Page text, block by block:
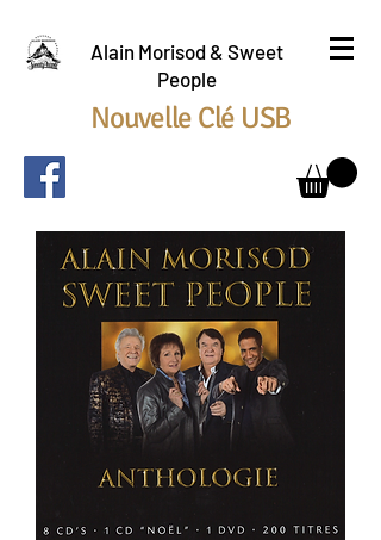
Alain Morisod & Sweet
People
Nouvelle Clé USB